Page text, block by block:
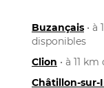
Buzançais • à
disponibles
Clion • à 11
Châtillon-sur-